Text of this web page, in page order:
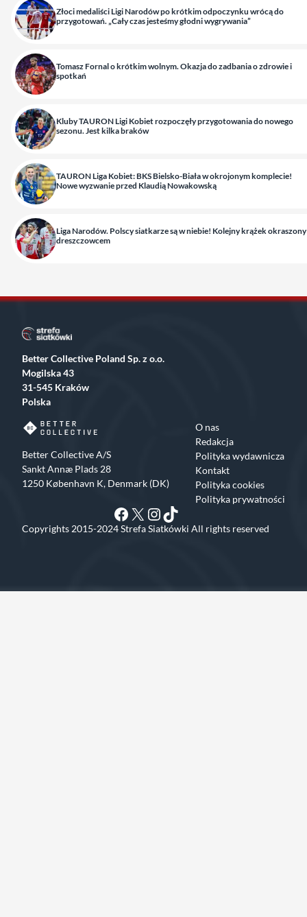
Złoci medaliści Ligi Narodów po krótkim odpoczynku wrócą do
przygotowań. „Cały czas jesteśmy głodni wygrywania”
Tomasz Fornal o krótkim wolnym. Okazja do zadbania o zdrowie i
spotkań
Kluby TAURON Ligi Kobiet rozpoczęły przygotowania do nowego
sezonu. Jest kilka braków
TAURON Liga Kobiet: BKS Bielsko-Biała w okrojonym komplecie!
Nowe wyzwanie przed Klaudią Nowakowską
Liga Narodów. Polscy siatkarze są w niebie! Kolejny krążek okraszony
dreszczowcem
Better Collective Poland Sp. z o.o.
Mogilska 43
31-545 Kraków
Polska
Better Collective A/S
Sankt Annæ Plads 28
1250 København K, Denmark (DK)
O nas
Redakcja
Polityka wydawnicza
Kontakt
Polityka cookies
Polityka prywatności
Facebook
X Instagram
TikTok
Copyrights 2015-2024 Strefa Siatkówki All rights reserved